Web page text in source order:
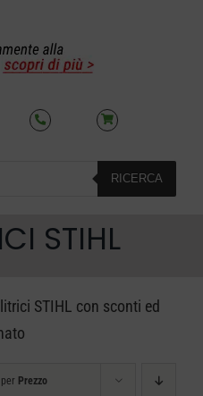
RICERCA
STIHL
STIHL con sconti ed
Prezzo